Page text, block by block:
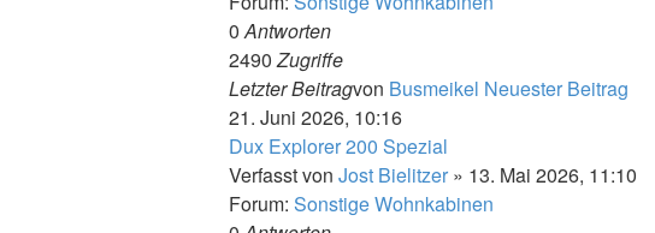
0Antworten
2490Zugriffe
Letzter Beitragvon Busmeikel Neuester Beitrag
21. Juni 2026, 10:16
Dux Explorer 200 Spezial
Verfasst von Jost Bielitzer » 13. Mai 2026, 11:10
Forum: Sonstige Wohnkabinen